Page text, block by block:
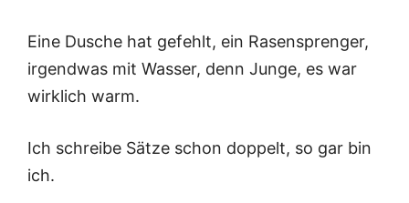
Eine Dusche hat gefehlt, ein Rasensprenger,
irgendwas mit Wasser, denn Junge, es war
wirklich warm.
Ich schreibe Sätze schon doppelt, so gar bin
ich.